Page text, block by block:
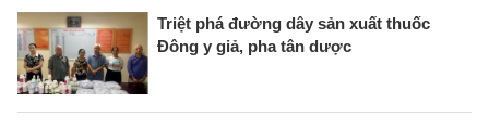
Triệt phá đường dây sản xuất thuốc
Đông y giả, pha tân dược